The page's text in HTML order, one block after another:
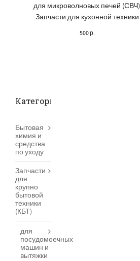
для микроволновых печей (СВЧ)
Запчасти для кухонной техники
500р.
Категории товаров
Бытовая
химия и
средства
по уходу
Запчасти
для
крупно
бытовой
техники
(КБТ)
для
посудомоечных
машин и
вытяжки